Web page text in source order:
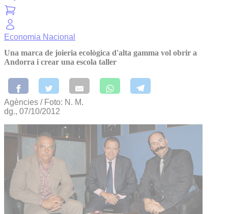
Economia Nacional
Una marca de joieria ecològica d'alta gamma vol obrir a
Andorra i crear una escola taller
Agències / Foto: N. M.
dg., 07/10/2012